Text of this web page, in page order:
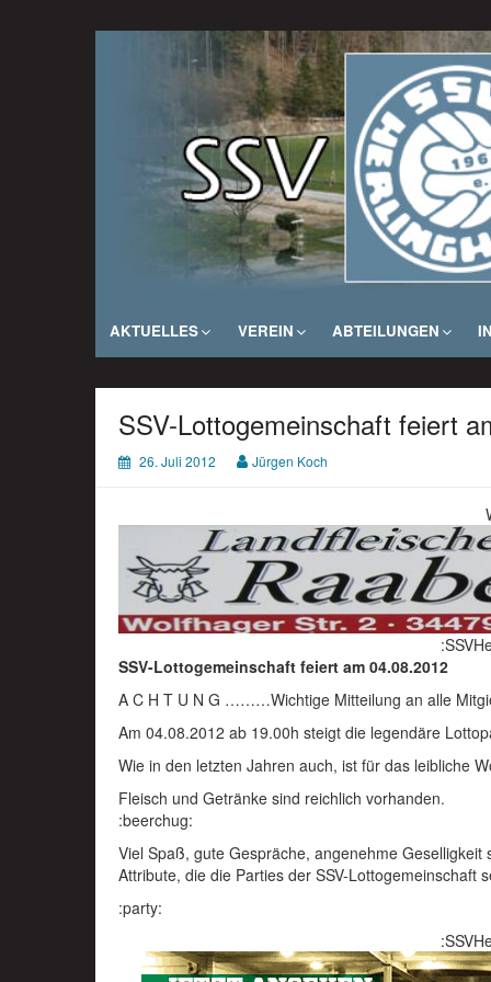
SSV Herlinghausen e. V.
AKTUELLES VEREIN ABTEILUNGEN
SSV-Lottogemeinschaft feiert
26. Juli 2012 Jürgen Koch
SSV-Lottogemeinschaft feiert am 04.08.2012
A C H T U N G ………Wichtige Mitteilung an alle
Am 04.08.2012 ab 19.00h steigt die legendäre
Wie in den letzten Jahren auch, ist für das leibliche
Fleisch und Getränke sind reichlich vorhanden.
:beerchug:
Viel Spaß, gute Gespräche, angenehme
Attribute, die die Parties der SSV-Lottogemeinschaft
:party: